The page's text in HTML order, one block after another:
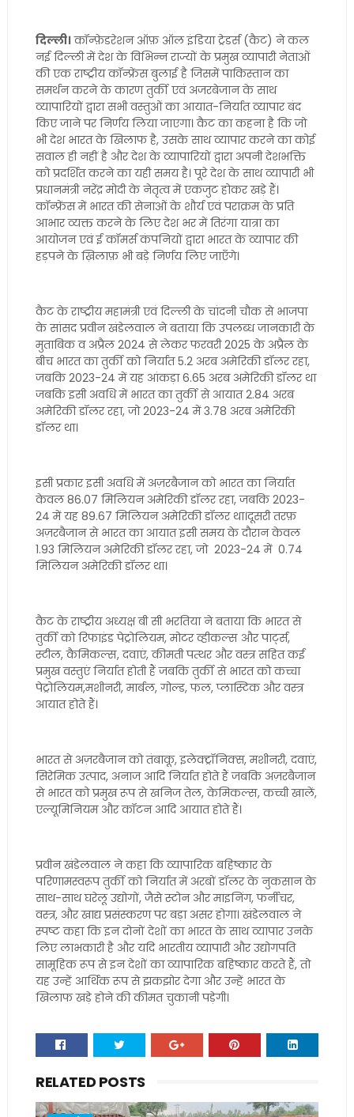
दिल्ली।कॉन्फ़ेडरेशन ऑफ़ ऑल इंडिया ट्रेडर्स (कैट) ने कल
नई दिल्ली में देश के विभिन्न राज्यों के प्रमुख व्यापारी नेताओं
की एक राष्ट्रीय कॉन्फ्रेंस बुलाई है जिसमें पाकिस्तान का
समर्थन करने के कारण तुर्की एवं अजरबेजान के साथ
व्यापारियों द्वारा सभी वस्तुओं का आयात-निर्यात व्यापार बंद
किए जाने पर निर्णय लिया जाएगा। कैट का कहना है कि जो
भी देश भारत के खिलाफ है, उसके साथ व्यापार करने का कोई
सवाल ही नहीं है और देश के व्यापारियों द्वारा अपनी देशभक्ति
को प्रदर्शित करने का यही समय है। पूरे देश के साथ व्यापारी भी
प्रधानमंत्री नरेंद्र मोदी के नेतृत्व में एकजुट होकर खड़े हैं।
कॉन्फ्रेंस में भारत की सेनाओं के शौर्य एवं पराक्रम के प्रति
आभार व्यक्त करने के लिए देश भर में तिरंगा यात्रा का
आयोजन एवं ई कॉमर्स कंपनियों द्वारा भारत के व्यापार की
हड़पने के ख़िलाफ़ भी बड़े निर्णय लिए जाएँगे।
कैट के राष्ट्रीय महामंत्री एवं दिल्ली के चांदनी चौक से भाजपा
के सांसद प्रवीन खंडेलवाल ने बताया कि उपलब्ध जानकारी के
मुताबिक व अप्रैल 2024 से लेकर फरवरी 2025 के अप्रैल के
बीच भारत का तुर्की को निर्यात 5.2 अरब अमेरिकी डॉलर रहा,
जबकि 2023-24 में यह आंकड़ा 6.65 अरब अमेरिकी डॉलर था
जबकि इसी अवधि में भारत का तुर्की से आयात 2.84 अरब
अमेरिकी डॉलर रहा, जो 2023-24 में 3.78 अरब अमेरिकी
डॉलर था।
इसी प्रकार इसी अवधि में अज़रबैजान को भारत का निर्यात
केवल 86.07 मिलियन अमेरिकी डॉलर रहा, जबकि 2023-
24 में यह 89.67 मिलियन अमेरिकी डॉलर था।दूसरी तरफ़
अज़रबैजान से भारत का आयात इसी समय के दौरान केवल
1.93 मिलियन अमेरिकी डॉलर रहा, जो 2023-24 में 0.74
मिलियन अमेरिकी डॉलर था।
कैट के राष्ट्रीय अध्यक्ष बी सी भरतिया ने बताया कि भारत से
तुर्की को रिफाइंड पेट्रोलियम, मोटर व्हीकल्स और पार्ट्स,
स्टील, कैमिकल्स, दवाएं, कीमती पत्थर और वस्त्र सहित कई
प्रमुख वस्तुएं निर्यात होती हैं जबकि तुर्की से भारत को कच्चा
पेट्रोलियम,मशीनरी, मार्बल, गोल्ड, फल, प्लास्टिक और वस्त्र
आयात होते हैं।
भारत से अज़रबैजान को तंबाकू, इलेक्ट्रॉनिक्स, मशीनरी, दवाएं,
सिरेमिक उत्पाद, अनाज आदि निर्यात होते हैं जबकि अज़रबैजान
से भारत को प्रमुख रूप से खनिज तेल, केमिकल्स, कच्ची खालें,
एल्यूमिनियम और कॉटन आदि आयात होते हैं।
प्रवीन खंडेलवाल ने कहा कि व्यापारिक बहिष्कार के
परिणामस्वरूप तुर्की को निर्यात में अरबों डॉलर के नुकसान के
साथ-साथ घरेलू उद्योगों, जैसे स्टोन और माइनिंग, फर्नीचर,
वस्त्र, और खाद्य प्रसंस्करण पर बड़ा असर होगा। खंडेलवाल ने
स्पष्ट कहा कि इन दोनों देशों का भारत के साथ व्यापार उनके
लिए लाभकारी है और यदि भारतीय व्यापारी और उद्योगपति
सामूहिक रूप से इन देशों का व्यापारिक बहिष्कार करते हैं, तो
यह उन्हें आर्थिक रूप से झकझोर देगा और उन्हें भारत के
खिलाफ खड़े होने की कीमत चुकानी पड़ेगी।
RELATED POSTS